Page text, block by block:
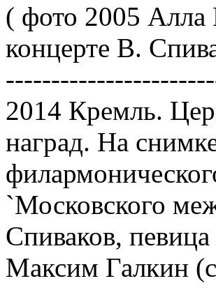
( фото 2005
концерте В.
2014 Кремль.
наград. На
`Московского
Спиваков,
Максим Галкин